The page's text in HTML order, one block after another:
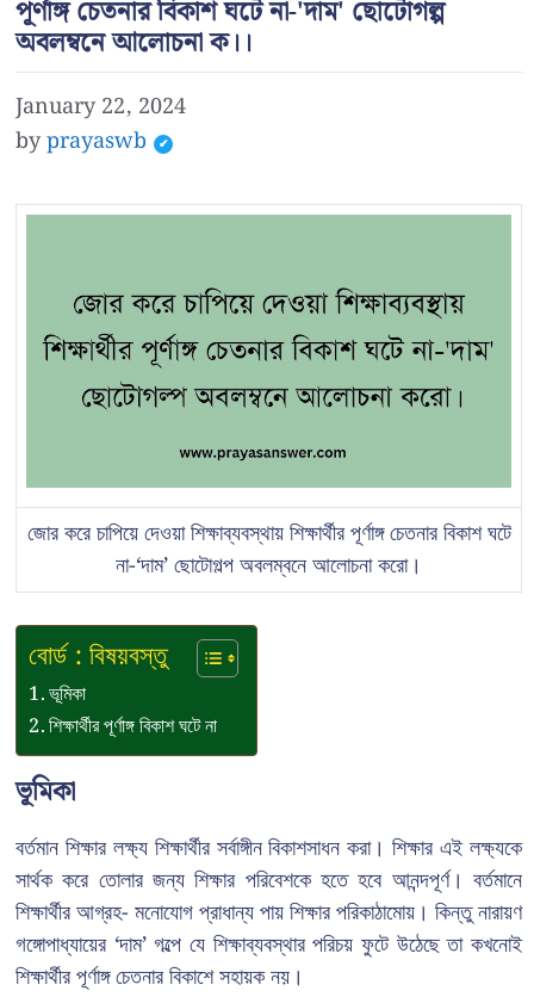
পূর্ণাঙ্গ চেতনার বিকাশ ঘটে না-'দাম' ছোটোগল্প
অবলম্বনে আলোচনা ক।।
January 22, 2024
byprayaswb
জোর করে চাপিয়ে দেওয়া শিক্ষাব্যবস্থায় শিক্ষার্থীর পূর্ণাঙ্গ চেতনার বিকাশ ঘটে
না-‘দাম’ ছোটোগল্প অবলম্বনে আলোচনা করো।
বোর্ড : বিষয়বস্তু
ভূমিকা
শিক্ষার্থীর পূর্ণাঙ্গ বিকাশ ঘটে না
ভূমিকা
বর্তমান শিক্ষার লক্ষ্য শিক্ষার্থীর সর্বাঙ্গীন বিকাশসাধন করা। শিক্ষার এই লক্ষ্যকে
সার্থক করে তোলার জন্য শিক্ষার পরিবেশকে হতে হবে আনন্দপূর্ণ। বর্তমানে
শিক্ষার্থীর আগ্রহ- মনোযোগ প্রাধান্য পায় শিক্ষার পরিকাঠামোয়। কিন্তু নারায়ণ
গঙ্গোপাধ্যায়ের ‘দাম’ গল্পে যে শিক্ষাব্যবস্থার পরিচয় ফুটে উঠেছে তা কখনোই
শিক্ষার্থীর পূর্ণাঙ্গ চেতনার বিকাশে সহায়ক নয়।